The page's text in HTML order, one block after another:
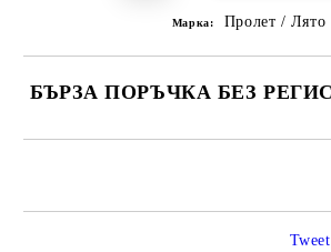
Марка: Пролет / Лято
БЪРЗА ПОРЪЧКА БЕЗ
Tweet